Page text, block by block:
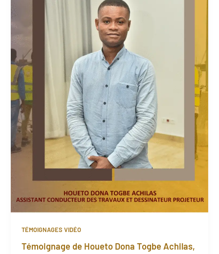
TÉMOIGNAGES VIDÉO
Témoignage de Houeto Dona Togbe Achilas,